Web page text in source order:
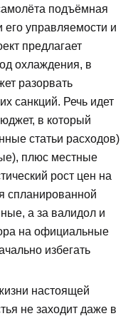
подъёмная
его управляемости и
предлагает
охлаждения, в
разорвать
санкций. Речь идет
в который
статьи расходов)
плюс местные
рост цен на
спланированной
а за валидол и
на официальные
избегать
настоящей
не заходит даже в